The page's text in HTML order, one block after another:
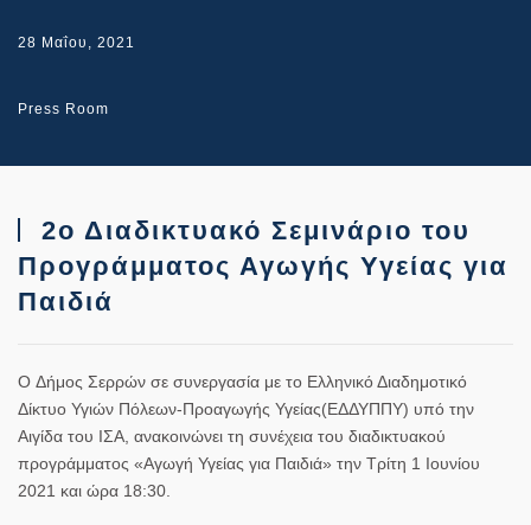
28 Μαΐου, 2021
Press Room
2ο Διαδικτυακό Σεμινάριο του
Προγράμματος Αγωγής Υγείας για
Παιδιά
Ο Δήμος Σερρών σε συνεργασία με το Ελληνικό Διαδημοτικό
Δίκτυο Υγιών Πόλεων-Προαγωγής Υγείας(ΕΔΔΥΠΠΥ) υπό την
Αιγίδα του ΙΣΑ , ανακοινώνει τη συνέχεια του διαδικτυακού
προγράμματος «Αγωγή Υγείας για Παιδιά» την Τρίτη 1 Ιουνίου
2021 και ώρα 18:30